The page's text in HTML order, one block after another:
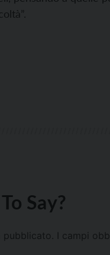
Say?
pubblicato. I campi